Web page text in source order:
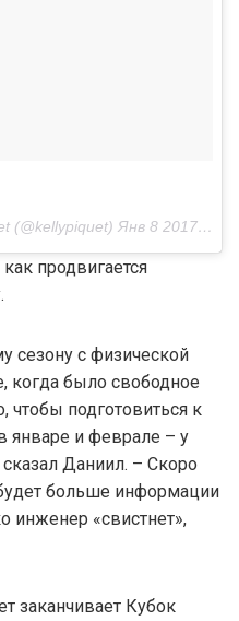
(@kellypiquet) Янв 8 2017 в 1:23 PST
продвигается
сезону с физической
когда было свободное
чтобы подготовиться к
январе и феврале – у
Даниил. – Скоро
больше информации
инженер «свистнет»,
заканчивает Кубок